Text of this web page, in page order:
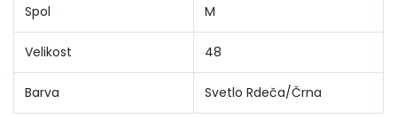
Spol M
Velikost 48
Barva Svetlo Rdeča/Črna